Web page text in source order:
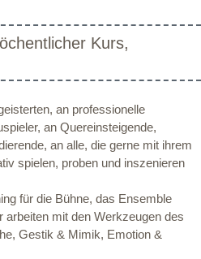
Kurs,
an professionelle
an Quereinsteigende,
an alle, die gerne mit ihrem
spielen, proben und inszenieren
für die Bühne, das Ensemble
arbeiten mit den Werkzeugen des
Gestik & Mimik, Emotion &